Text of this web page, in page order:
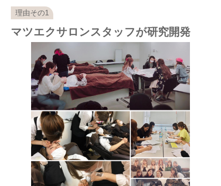
マツエクサロンスタッフが研究開発